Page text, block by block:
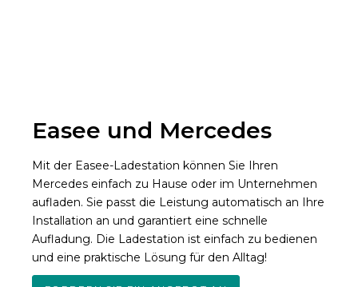
Easee und Mercedes
Mit der Easee-Ladestation können Sie Ihren
Mercedes einfach zu Hause oder im Unternehmen
aufladen. Sie passt die Leistung automatisch an Ihre
Installation an und garantiert eine schnelle
Aufladung. Die Ladestation ist einfach zu bedienen
und eine praktische Lösung für den Alltag!